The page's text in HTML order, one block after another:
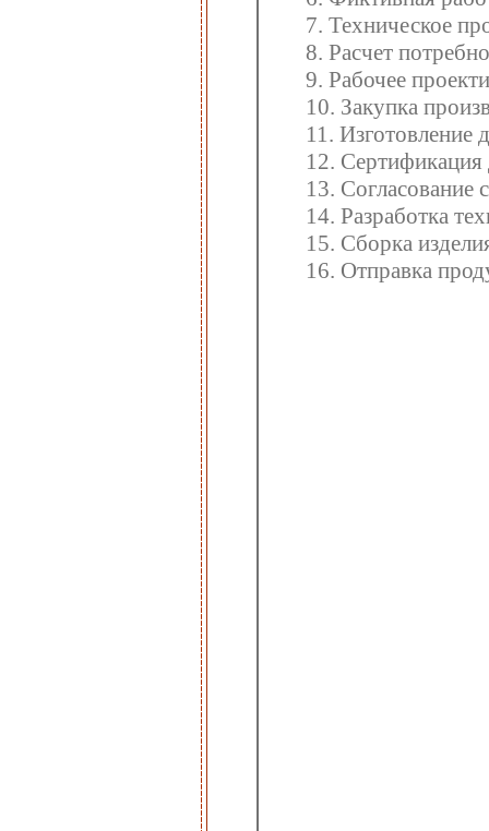
7. Техническое
8. Расчет
9. Рабочее
10. Закупка
11. Изготовление
12. Сертификация
13. Согласование
14. Разработка
15. Сборка
16. Отправка